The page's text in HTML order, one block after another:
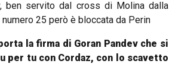
ben servito dal cross di Molina dalla
25 però è bloccata da Perin
la firma di Goran Pandev che si
per tu con Cordaz, con lo scavetto